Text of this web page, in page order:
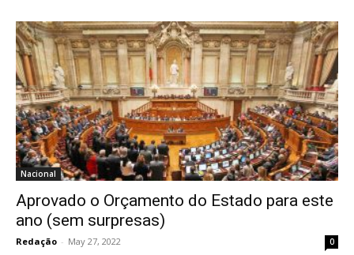
Nacional
Aprovado o Orçamento do Estado para este
ano (sem surpresas)
Redação - May 27, 2022 0